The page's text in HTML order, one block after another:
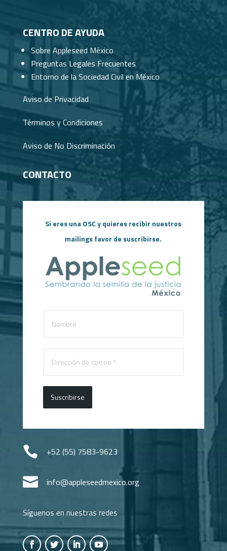
CENTRO DE AYUDA
Sobre Appleseed México
Preguntas Legales Frecuentes
Entorno de la Sociedad Civil en México
Aviso de Privacidad
Términos y Condiciones
Aviso de No Discriminación
CONTACTO
Si eres una OSC y quieres recibir nuestros
mailings favor de suscribirse.
Suscribirse
 +52 (55) 7583-9623
 info@appleseedmexico.org
Síguenos en nuestras redes